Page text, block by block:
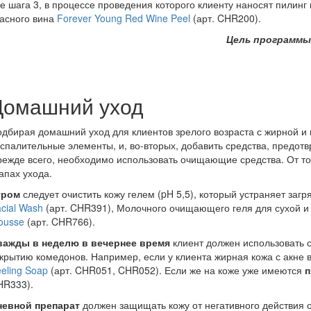
шага 3, в процессе проведения которого клиенту наносят пилинг
вина Forever Young Red Wine Peel (арт. CHR200).
Цель
уход
домашний уход для клиентов зрелого возраста с
элементы, и, во-вторых, добавить средства,
всего, необходимо использовать очищающие средства. От
ухода.
следует очистить кожу гелем (pH 5,5), который устраняет
Wash (арт. CHR391), Молочного очищающего геля для сухой
(арт. CHR766).
в неделю в вечернее время клиент должен
комедонов. Например, если у клиента жирная кожа с
Soap (арт. CHR051, CHR052). Если же на коже уже имеются
препарат должен защищать кожу от негативного